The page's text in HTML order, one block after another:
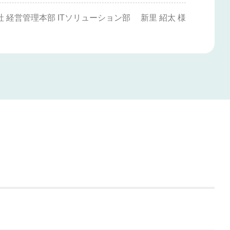
経営管理本部 ITソリューション部 新里 紹太 様